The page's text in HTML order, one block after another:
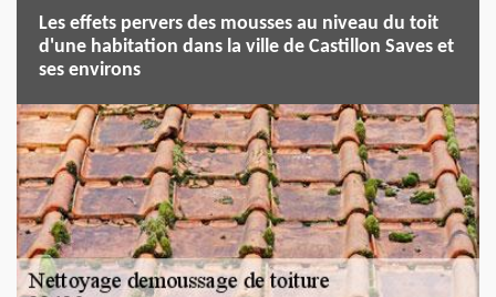
Les effets pervers des mousses au niveau du toit
d'une habitation dans la ville de Castillon Saves et
ses environs